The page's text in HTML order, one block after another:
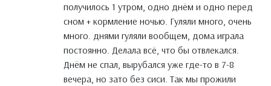
получилось 1 утром, одно днём и одно перед
сном + кормление ночью. Гуляли много, очень
много. днями гуляли вообщем, дома играла
постоянно. Делала всё, что бы отвлекался.
Днём не спал, вырубался уже где-то в 7-8
вечера, но зато без сиси. Так мы прожили